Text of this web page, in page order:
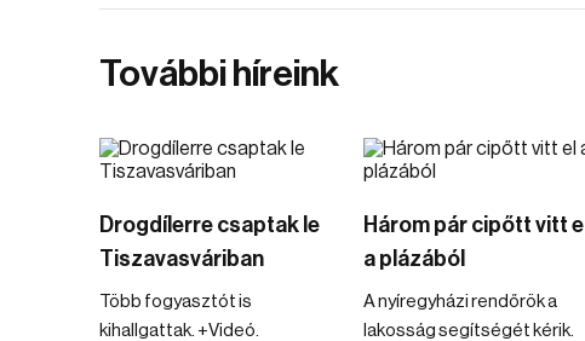
További híreink
Drogdílerre csaptak le
Tiszavasváriban
Több fogyasztót is
kihallgattak. +Videó.
Három pár cipőtt vitt el
a plázából
A nyíregyházi rendőrök a
lakosság segítségét kérik.